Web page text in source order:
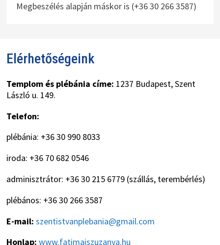
Megbeszélés alapján máskor is (+36 30 266 3587)
Elérhetőségeink
Templom és plébánia címe: 1237 Budapest, Szent
László u. 149.
Telefon:
plébánia: +36 30 990 8033
iroda: +36 70 682 0546
adminisztrátor: +36 30 215 6779 (szállás, terembérlés)
plébános: +36 30 266 3587
E-mail: szentistvanplebania@gmail.com
Honlap: www.fatimaiszuzanya.hu